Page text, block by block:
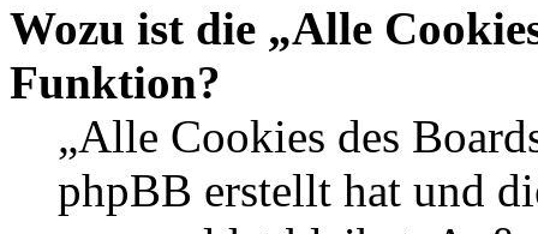
Wozu ist die „Alle
Funktion?
„Alle Cookies des
phpBB erstellt hat und